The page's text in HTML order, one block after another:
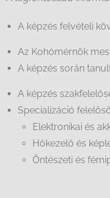
A képzés felvételi
Az Kohómérnök
A képzés során
A képzés
Specializáció
Elektronikai és
Hőkezelő és
Öntészeti és